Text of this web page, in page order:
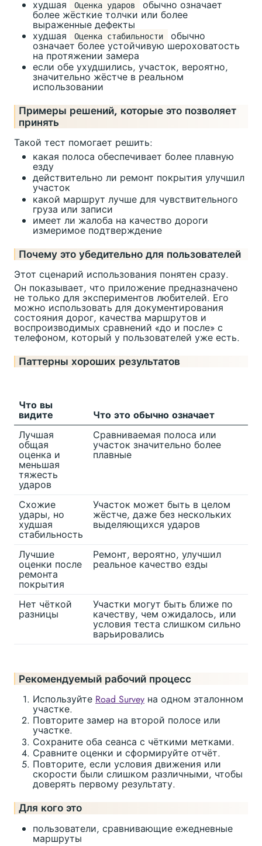
худшая
Оценка ударов обычно означает
более жёсткие толчки или более
выраженные дефекты
худшая
Оценка стабильности обычно
означает более устойчивую шероховатость
на протяжении замера
если обе ухудшились, участок, вероятно,
значительно жёстче в реальном
использовании
Примеры решений, которые это позволяет
принять
Такой тест помогает решить:
какая полоса обеспечивает более плавную
езду
действительно ли ремонт покрытия улучшил
участок
какой маршрут лучше для чувствительного
груза или записи
имеет ли жалоба на качество дороги
измеримое подтверждение
Почему это убедительно для пользователей
Этот сценарий использования понятен сразу.
Он показывает, что приложение предназначено
не только для экспериментов любителей. Его
можно использовать для документирования
состояния дорог, качества маршрутов и
воспроизводимых сравнений «до и после» с
телефоном, который у пользователей уже есть.
Паттерны хороших результатов
Что вы
видите
Что это обычно означает
Лучшая
общая
оценка и
меньшая
тяжесть
ударов
Сравниваемая полоса или
участок значительно более
плавные
Схожие
удары, но
худшая
стабильность
Участок может быть в целом
жёстче, даже без нескольких
выделяющихся ударов
Лучшие
оценки после
ремонта
покрытия
Ремонт, вероятно, улучшил
реальное качество езды
Нет чёткой
разницы
Участки могут быть ближе по
качеству, чем ожидалось, или
условия теста слишком сильно
варьировались
Рекомендуемый рабочий процесс
Используйте Road Survey на одном эталонном
участке.
Повторите замер на второй полосе или
участке.
Сохраните оба сеанса с чёткими метками.
Сравните оценки и сформируйте отчёт.
Повторите, если условия движения или
скорости были слишком различными, чтобы
доверять первому результату.
Для кого это
пользователи, сравнивающие ежедневные
маршруты